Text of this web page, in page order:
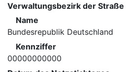
Verwaltungsbezirk der Straße
Name
Bundesrepublik Deutschland
Kennziffer
00000000000